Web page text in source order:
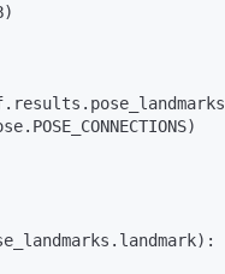
)
results . pose_landmarks
. POSE_CONNECTIONS)
. landmark):